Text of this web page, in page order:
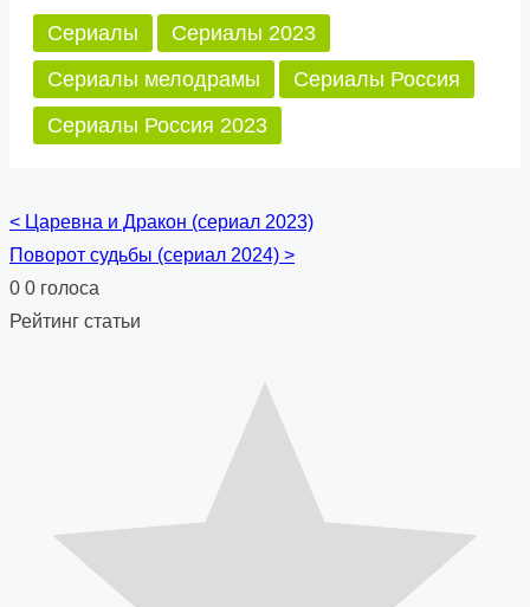
Сериалы
Сериалы 2023
Сериалы мелодрамы
Сериалы Россия
Сериалы Россия 2023
Posts
navigation
< Царевна и Дракон (сериал 2023)
Поворот судьбы (сериал 2024) >
0 0 голоса
Рейтинг статьи